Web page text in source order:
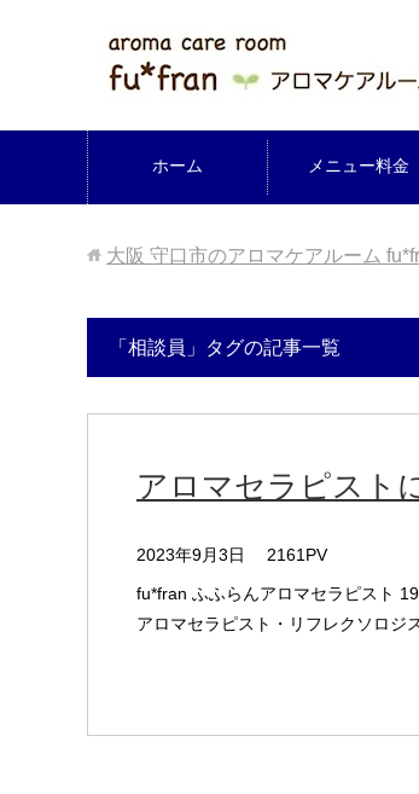
ホーム メニュー料金
大阪 守口市のアロマケアルーム
「相談員」タグの記事一覧
アロマセラピスト
2023年9月3日 2161PV
fu*fran ふふらんアロマセラピスト
アロマセラピスト・リフレクソロ